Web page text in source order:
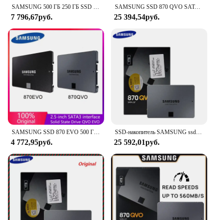
SAMSUNG 500 ГБ 250 ГБ SSD 870 EVO QVO 8 ТБ Внутренний твердотельный диск 1 ТБ 2 ТБ 4 ТБ Жесткий диск SATA 3 2,5 дюйма для ноутбука HDD Компьютер
7 796,67руб.
SAMSUNG SSD 870 QVO SATA 2,5 SSD жесткий диск HDD 8 ТБ SSD 1 ТБ Внутренний твердотельный накопитель 2 ТБ 4 ТБ жесткий диск макс. 560Mbs HDD для ПК
25 394,54руб.
SAMSUNG SSD 870 EVO 500 Гб 250 ГБ QVO 1 ТБ 2 ТБ 4T 8 ТБ 2,5 дюйма SATA Внутренний твердотельный накопитель USB 3,0 для ноутбука или настольного компьютера
4 772,95руб.
SSD-накопитель SAMSUNG ssd 870 QVO, 2 ТБ на 1 ТБ, 4 ТБ, 2,5 дюйма, SATA, высокопроизводительный твердотельный накопитель на 1 ТБ, 2 ТБ, hd для ноутбука/настольного ПК, оригинал
25 592,01руб.